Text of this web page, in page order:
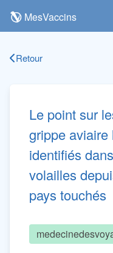
MesVaccins
Retour
Le point sur
grippe
identifiés
volailles
pays touchés